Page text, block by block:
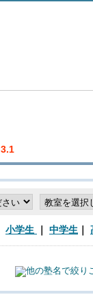
3.1
小学生 中学生